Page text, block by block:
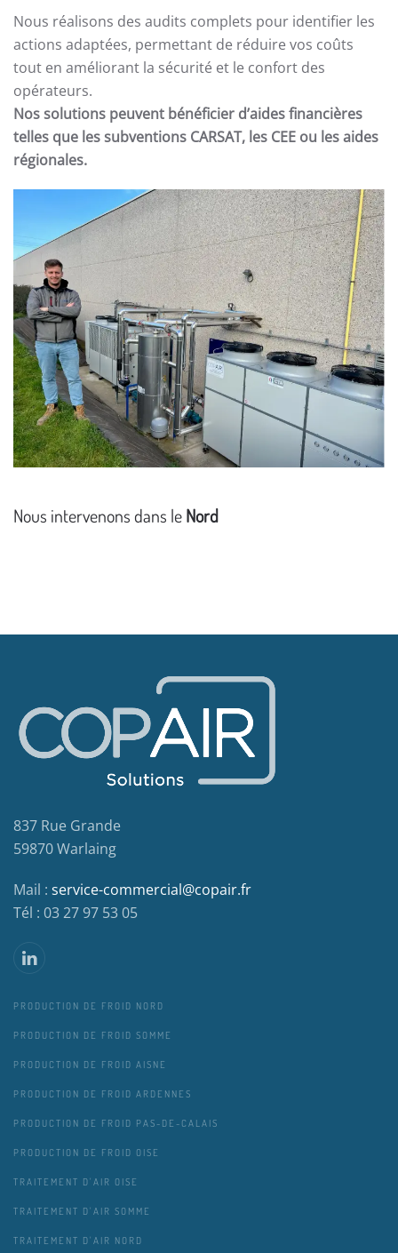
Nous réalisons des audits complets pour identifier les
actions adaptées, permettant de réduire vos coûts
tout en améliorant la sécurité et le confort des
opérateurs.
Nos solutions peuvent bénéficier d’aides financières
telles que les subventions CARSAT, les CEE ou les aides
régionales.
Nous intervenons dans leNord
837 Rue Grande
59870 Warlaing
Mail : service-commercial@copair.fr
Tél : 03 27 97 53 05
PRODUCTION DE FROID NORD
PRODUCTION DE FROID SOMME
PRODUCTION DE FROID AISNE
PRODUCTION DE FROID ARDENNES
PRODUCTION DE FROID PAS-DE-CALAIS
PRODUCTION DE FROID OISE
TRAITEMENT D'AIR OISE
TRAITEMENT D'AIR SOMME
TRAITEMENT D'AIR NORD